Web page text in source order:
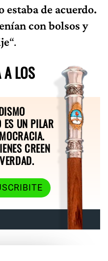
estaba de acuerdo.
con bolsos y
“.
A LOS
ES UN PILAR
CREEN